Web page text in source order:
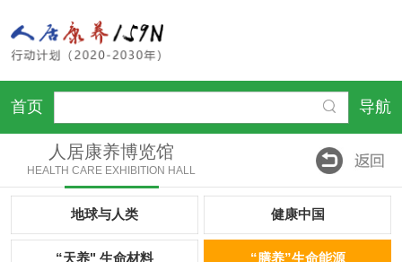
首页 导航
人居康养博览馆
HEALTH CARE EXHIBITION HALL
地球与人类 健康中国
“天养" 生命材料 “膳养”生命能源